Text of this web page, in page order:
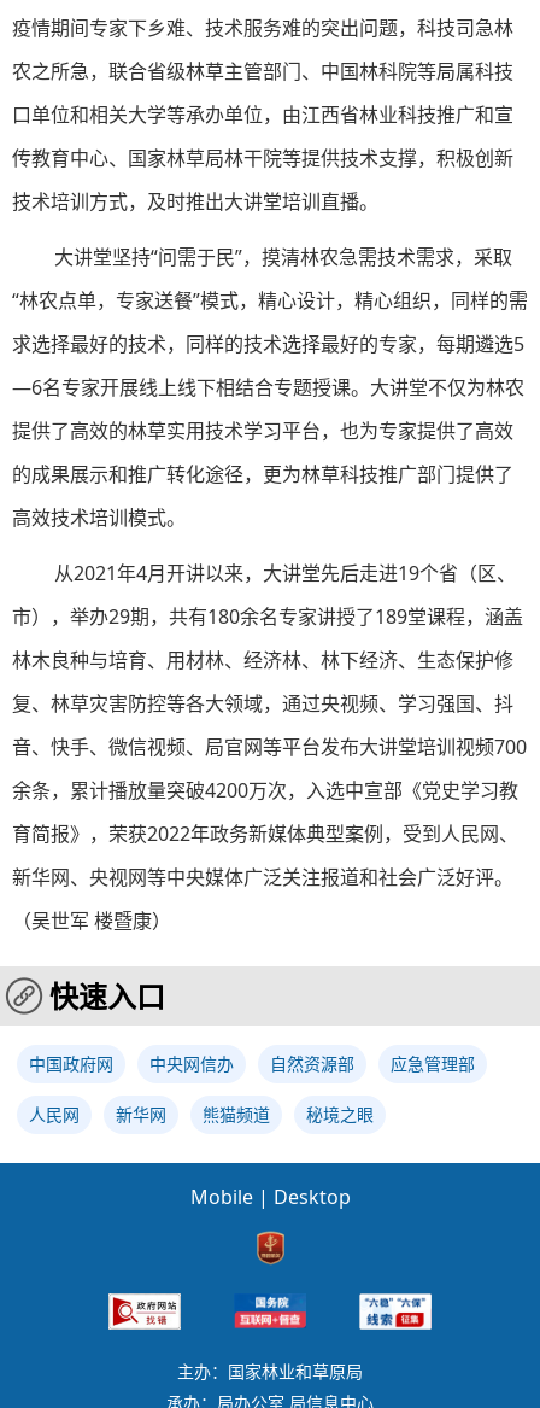
疫情期间专家下乡难、技术服务难的突出问题，科技司急林
农之所急，联合省级林草主管部门、中国林科院等局属科技
口单位和相关大学等承办单位，由江西省林业科技推广和宣
传教育中心、国家林草局林干院等提供技术支撑，积极创新
技术培训方式，及时推出大讲堂培训直播。
大讲堂坚持“问需于民”，摸清林农急需技术需求，采取
“林农点单，专家送餐”模式，精心设计，精心组织，同样的需
求选择最好的技术，同样的技术选择最好的专家，每期遴选5
—6名专家开展线上线下相结合专题授课。大讲堂不仅为林农
提供了高效的林草实用技术学习平台，也为专家提供了高效
的成果展示和推广转化途径，更为林草科技推广部门提供了
高效技术培训模式。
从2021年4月开讲以来，大讲堂先后走进19个省（区、
市），举办29期，共有180余名专家讲授了189堂课程，涵盖
林木良种与培育、用材林、经济林、林下经济、生态保护修
复、林草灾害防控等各大领域，通过央视频、学习强国、抖
音、快手、微信视频、局官网等平台发布大讲堂培训视频700
余条，累计播放量突破4200万次，入选中宣部《党史学习教
育简报》，荣获2022年政务新媒体典型案例，受到人民网、
新华网、央视网等中央媒体广泛关注报道和社会广泛好评。
（吴世军 楼暨康）
快速入口
中国政府网 中央网信办 自然资源部 应急管理部
人民网 新华网 熊猫频道 秘境之眼
Mobile | Desktop
主办：国家林业和草原局
承办：局办公室 局信息中心